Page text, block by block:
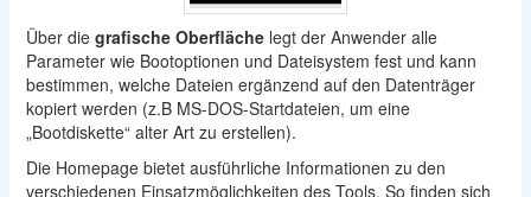
Über die grafische Oberflächelegt der Anwender alle
Parameter wie Bootoptionen und Dateisystem fest und kann
bestimmen, welche Dateien ergänzend auf den Datenträger
kopiert werden (z.B MS-DOS-Startdateien, um eine
„Bootdiskette“ alter Art zu erstellen).
Die Homepage bietet ausführliche Informationen zu den
verschiedenen Einsatzmöglichkeiten des Tools. So finden sich